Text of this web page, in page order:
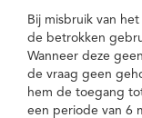
Bij misbruik van
de betrokken
Wanneer deze
de vraag geen
hem de toegang
een periode van 6